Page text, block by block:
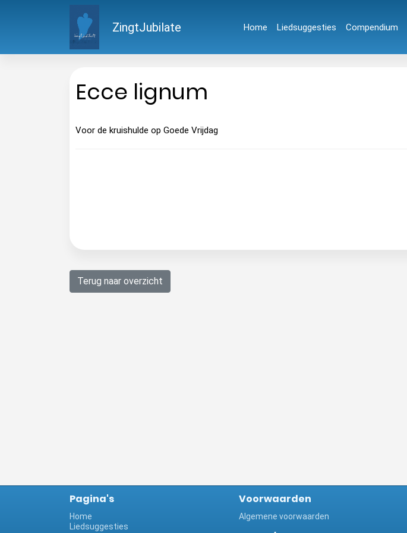
ZingtJubilate Home Liedsuggesties Compendium
Ecce lignum
Voor de kruishulde op Goede Vrijdag
Terug naar overzicht
Pagina's
Home
Liedsuggesties
Voorwaarden
Algemene voorwaarden